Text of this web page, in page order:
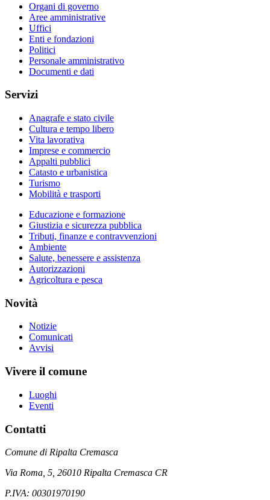
Organi di governo
Aree amministrative
Uffici
Enti e fondazioni
Politici
Personale amministrativo
Documenti e dati
Servizi
Anagrafe e stato civile
Cultura e tempo libero
Vita lavorativa
Imprese e commercio
Appalti pubblici
Catasto e urbanistica
Turismo
Mobilità e trasporti
Educazione e formazione
Giustizia e sicurezza pubblica
Tributi, finanze e contravvenzioni
Ambiente
Salute, benessere e assistenza
Autorizzazioni
Agricoltura e pesca
Novità
Notizie
Comunicati
Avvisi
Vivere il comune
Luoghi
Eventi
Contatti
Comune di Ripalta Cremasca
Via Roma, 5, 26010 Ripalta Cremasca CR
P.IVA: 00301970190